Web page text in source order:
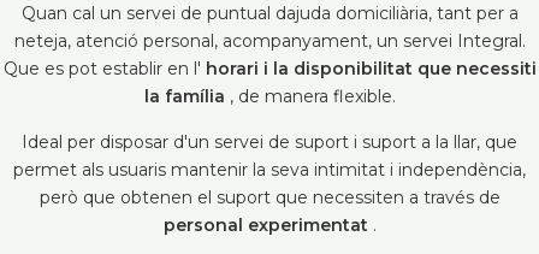
Quan cal un servei de puntual dajuda domiciliària, tant per a
neteja, atenció personal, acompanyament, un servei Integral.
Que es pot establir en l' horari i la disponibilitat que necessiti
la família , de manera flexible.
Ideal per disposar d'un servei de suport i suport a la llar, que
permet als usuaris mantenir la seva intimitat i independència,
però que obtenen el suport que necessiten a través de
personal experimentat .